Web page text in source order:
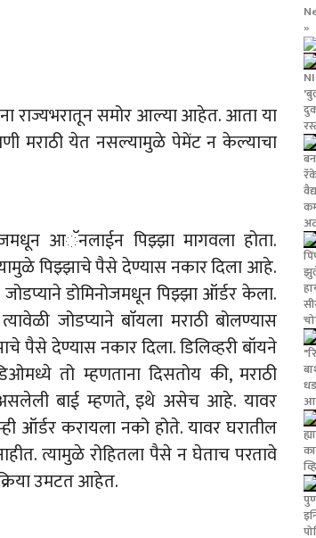
राज्यभरातून समोर आल्या आहेत. आता या
मराठी येत नसल्यामुळे पेमेंट न केल्याचा
आॅनलाईन पिझ्झा मागवला होता.
पिझ्झाचे पैसे देण्यास नकार दिला आहे.
जोडप्याने डोमिनोजमधून पिझ्झा ऑर्डर केला.
जोडप्याने बाॅयला मराठी बोलण्यास
पैसे देण्यास नकार दिला. डिलिव्हरी बॉयने
तो म्हणताना दिसतोय की, मराठी
बाई म्हणते, इथे असेच आहे. यावर
ऑर्डर करायला नको होते. यावर घरातील
त्यामुळे रोहितला पैसे न घेताच परतावे
उमटत आहेत.
»